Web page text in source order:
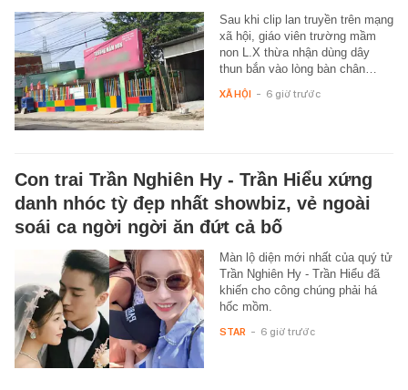
Sau khi clip lan truyền trên mạng
xã hội, giáo viên trường mầm
non L.X thừa nhận dùng dây
thun bắn vào lòng bàn chân…
XÃ HỘI - 6 giờ trước
Con trai Trần Nghiên Hy - Trần Hiểu xứng
danh nhóc tỳ đẹp nhất showbiz, vẻ ngoài
soái ca ngời ngời ăn đứt cả bố
Màn lộ diện mới nhất của quý tử
Trần Nghiên Hy - Trần Hiểu đã
khiến cho công chúng phải há
hốc mồm.
STAR - 6 giờ trước